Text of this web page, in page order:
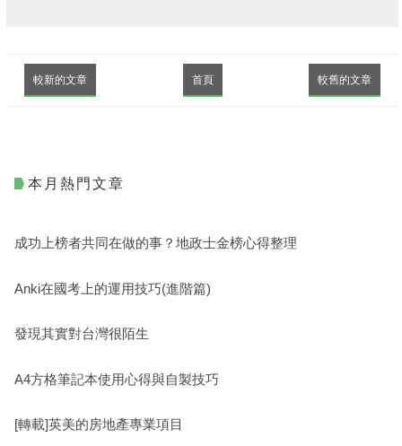
較新的文章 較舊的文章
首頁
本月熱門文章
成功上榜者共同在做的事？地政士金榜心得整理
Anki在國考上的運用技巧(進階篇)
發現其實對台灣很陌生
A4方格筆記本使用心得與自製技巧
[轉載]英美的房地產專業項目